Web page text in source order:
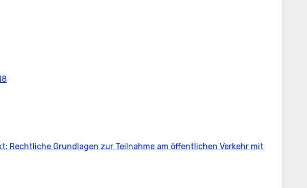
Rechtliche Grundlagen zur Teilnahme am öffentlichen Verkehr mit